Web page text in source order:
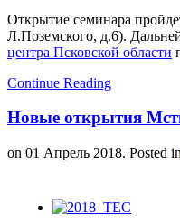
Открытие семинара
Л.Поземского, д.6).
центра Псковской области
Continue Reading
Новые открытия
on 01 Апрель 2018. Posted in